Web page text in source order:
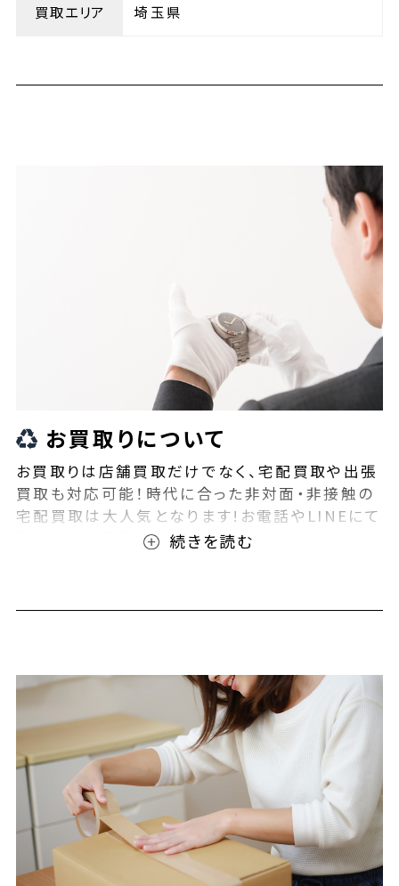
買取エリア 埼玉県
お買取りについて
お買取りは店舗買取だけでなく、宅配買取や出張
買取も対応可能！時代に合った非対面・非接触の
宅配買取は大人気となります!お電話やLINEにて
事前査定が可能となっております！また無料の宅